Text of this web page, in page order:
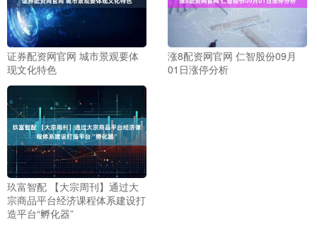
证券配资网官网 城市景观要体
现文化特色
涨8配资网官网 仁智股份09月
01日涨停分析
玖富智配 【大宗周刊】通过大
宗商品平台经济课程体系建设打
造平台“孵化器”